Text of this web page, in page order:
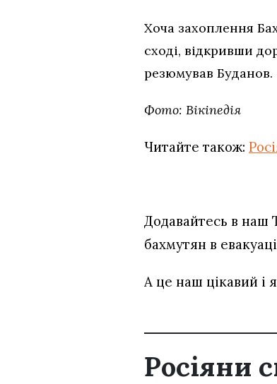
Хоча захоплення
сході, відкривши
резюмував Буданов.
Фото: Вікіпедія
Читайте також:
Додавайтесь в наш
бахмутян в
А це наш цікавий і
Росіяни